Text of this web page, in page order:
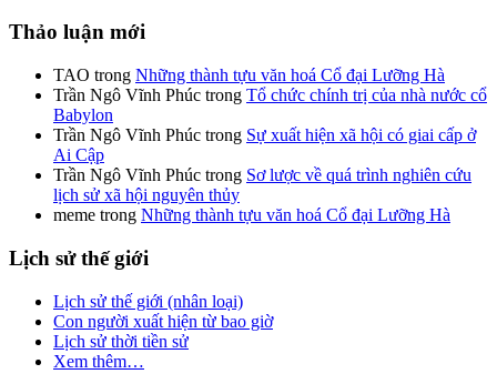
Thảo luận mới
TAO trong Những thành tựu văn hoá Cổ đại Lưỡng Hà
Trần Ngô Vĩnh Phúc trong Tổ chức chính trị của nhà nước cổ
Babylon
Trần Ngô Vĩnh Phúc trong Sự xuất hiện xã hội có giai cấp ở
Ai Cập
Trần Ngô Vĩnh Phúc trong Sơ lược về quá trình nghiên cứu
lịch sử xã hội nguyên thủy
meme trong Những thành tựu văn hoá Cổ đại Lưỡng Hà
Lịch sử thế giới
Lịch sử thế giới (nhân loại)
Con người xuất hiện từ bao giờ
Lịch sử thời tiền sử
Xem thêm…